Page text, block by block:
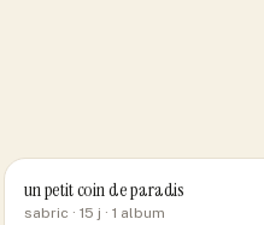
un petit coin de paradis
sabric · 15 j · 1 album